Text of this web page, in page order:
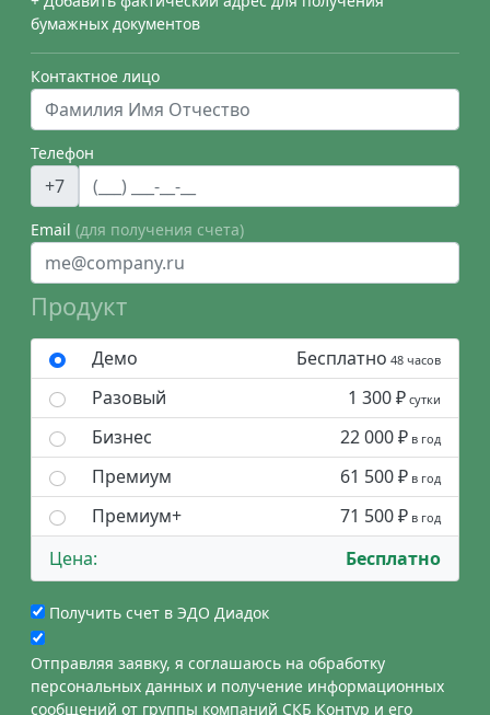
бумажных документов
Контактное лицо
Телефон
+7
Email (для получения счета)
Продукт
Демо Бесплатно 48 часов
Разовый 1 300 ₽ сутки
Бизнес 22 000 ₽ в год
Премиум 61 500 ₽ в год
Премиум+ 71 500 ₽ в год
Цена: Бесплатно
Получить счет в ЭДО Диадок
Отправляя заявку, я соглашаюсь на обработку
персональных данных и получение информационных
сообщений от группы компаний СКБ Контур и его